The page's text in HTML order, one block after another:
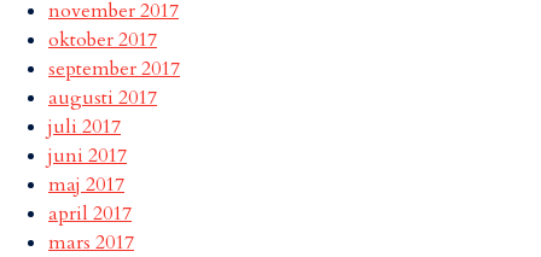
november 2017
oktober 2017
september 2017
augusti 2017
juli 2017
juni 2017
maj 2017
april 2017
mars 2017